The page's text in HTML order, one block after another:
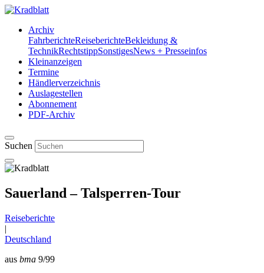
Archiv
FahrberichteReiseberichteBekleidung &
TechnikRechtstippSonstigesNews + Presseinfos
Kleinanzeigen
Termine
Händlerverzeichnis
Auslagestellen
Abonnement
PDF-Archiv
Suchen
Sauerland – Talsperren-Tour
Reiseberichte
|
Deutschland
aus bma 9/99